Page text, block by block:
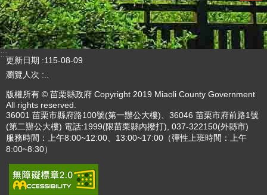
:::
更新日期
115-08-09
瀏覽人次
版權所有 © 苗栗縣政府 Copyright 2019 Miaoli County Government
All rights reserved.
36001 苗栗市縣府路100號(第一辦公大樓)、36046 苗栗市府前路1號
(第二辦公大樓) 電話:1999(限苗栗縣內撥打), 037-322150(外縣市)
服務時間：上午8:00~12:00、13:00~17:00（彈性上班時間：上午
8:00~8:30）